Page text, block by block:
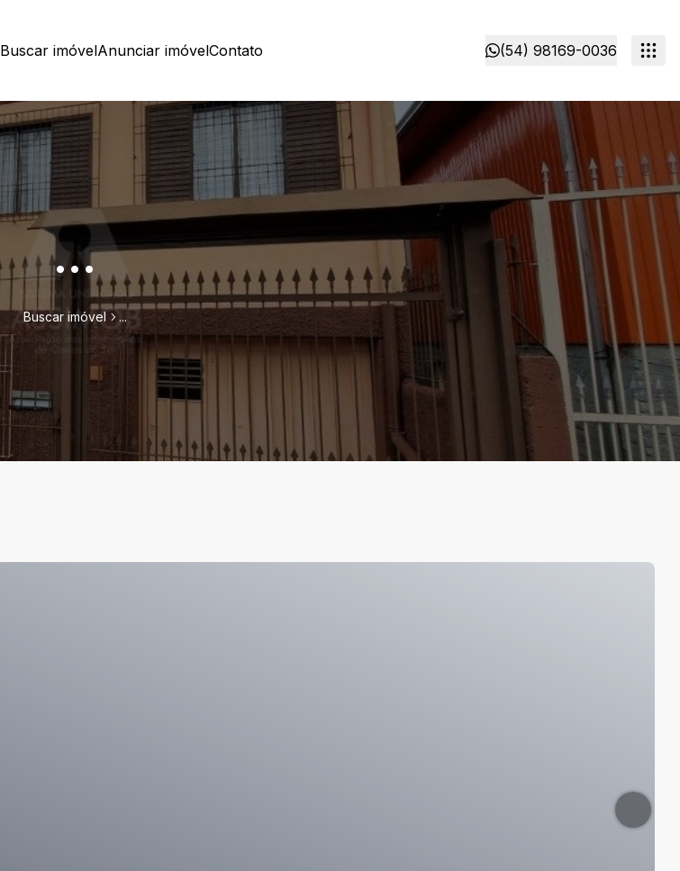
Buscar imóvelAnunciar imóvelContato (54) 98169-0036
...
Buscar imóvel ...